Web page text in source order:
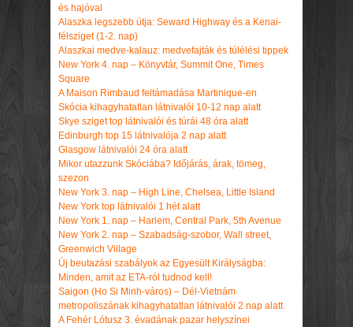
és hajóval
Alaszka legszebb útja: Seward Highway és a Kenai-
félsziget (1-2. nap)
Alaszkai medve-kalauz: medvefajták és túlélési tippek
New York 4. nap – Könyvtár, Summit One, Times
Square
A Maison Rimbaud feltámadása Martinique-en
Skócia kihagyhatatlan látnivalói 10-12 nap alatt
Skye sziget top látnivalói és túrái 48 óra alatt
Edinburgh top 15 látnivalója 2 nap alatt
Glasgow látnivalói 24 óra alatt
Mikor utazzunk Skóciába? Időjárás, árak, tömeg,
szezon
New York 3. nap – High Line, Chelsea, Little Island
New York top látnivalói 1 hét alatt
New York 1. nap – Harlem, Central Park, 5th Avenue
New York 2. nap – Szabadság-szobor, Wall street,
Greenwich Village
Új beutazási szabályok az Egyesült Királyságba:
Minden, amit az ETA-ról tudnod kell!
Saigon (Ho Si Minh-város) – Dél-Vietnám
metropoliszának kihagyhatatlan látnivalói 2 nap alatt
A Fehér Lótusz 3. évadának pazar helyszínei